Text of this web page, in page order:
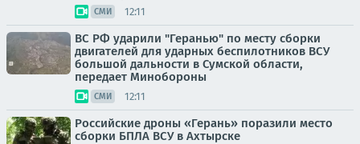
СМИ 12:11
ВС РФ ударили "Геранью" по месту сборки
двигателей для ударных беспилотников ВСУ
большой дальности в Сумской области,
передает Минобороны
СМИ 12:11
Российские дроны «Герань» поразили место
сборки БПЛА ВСУ в Ахтырске